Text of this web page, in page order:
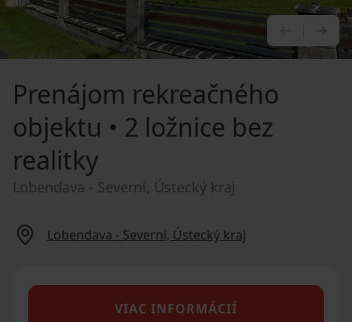
Prenájom rekreačného
objektu • 2 ložnice bez
realitky
Lobendava - Severní, Ústecký kraj
Lobendava - Severní, Ústecký kraj
VIAC INFORMÁCIÍ